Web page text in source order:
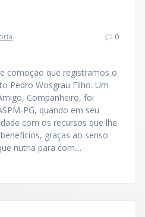
0
comoção que registramos o
Pedro Wosgrau Filho. Um
Companheiro, foi
PG, quando em seu
com os recursos que lhe
graças ao senso
nutria para com…